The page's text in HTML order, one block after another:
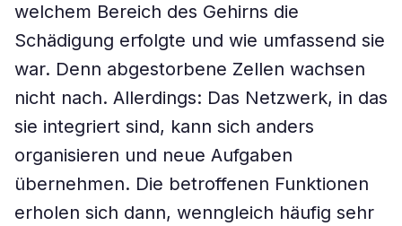
welchem Bereich des Gehirns die
Schädigung erfolgte und wie umfassend sie
war. Denn abgestorbene Zellen wachsen
nicht nach. Allerdings: Das Netzwerk, in das
sie integriert sind, kann sich anders
organisieren und neue Aufgaben
übernehmen. Die betroffenen Funktionen
erholen sich dann, wenngleich häufig sehr